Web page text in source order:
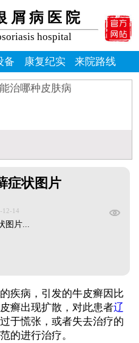
屑病医院
hospital
备 康复纪实 来院路线
方-花椒和醋能治
炎症能吃什么消炎
期症状图片
屑病医院：生物制剂
治哪种皮肤病
症状图片
12-14
图片...
病，引发的牛皮癣因比
癣出现扩散，对此患者辽
于慌张，或者失去治疗的
的进行治疗。